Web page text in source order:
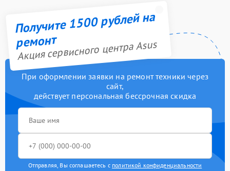
Получите 1500 рублей на
ремонт
Акция сервисного центра Asus
При оформлении заявки на ремонт техники через
сайт,
действует персональная бессрочная скидка
Отправляя, Вы соглашаетесь с политикой конфиденциальности